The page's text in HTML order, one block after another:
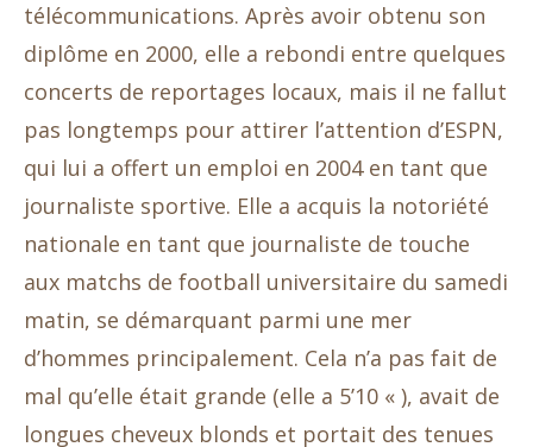
télécommunications. Après avoir obtenu son
diplôme en 2000, elle a rebondi entre quelques
concerts de reportages locaux, mais il ne fallut
pas longtemps pour attirer l’attention d’ESPN,
qui lui a offert un emploi en 2004 en tant que
journaliste sportive. Elle a acquis la notoriété
nationale en tant que journaliste de touche
aux matchs de football universitaire du samedi
matin, se démarquant parmi une mer
d’hommes principalement. Cela n’a pas fait de
mal qu’elle était grande (elle a 5’10 « ), avait de
longues cheveux blonds et portait des tenues